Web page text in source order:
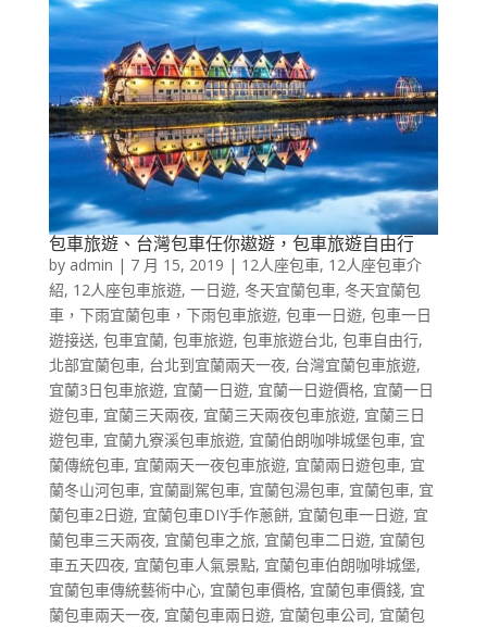
包車旅遊、台灣包車任你遨遊，包車旅遊自由行
by admin | 7 月 15, 2019 | 12人座包車, 12人座包車介
紹, 12人座包車旅遊, 一日遊, 冬天宜蘭包車, 冬天宜蘭包
車，下雨宜蘭包車，下雨包車旅遊, 包車一日遊, 包車一日
遊接送, 包車宜蘭, 包車旅遊, 包車旅遊台北, 包車自由行,
北部宜蘭包車, 台北到宜蘭兩天一夜, 台灣宜蘭包車旅遊,
宜蘭3日包車旅遊, 宜蘭一日遊, 宜蘭一日遊價格, 宜蘭一日
遊包車, 宜蘭三天兩夜, 宜蘭三天兩夜包車旅遊, 宜蘭三日
遊包車, 宜蘭九寮溪包車旅遊, 宜蘭伯朗咖啡城堡包車, 宜
蘭傳統包車, 宜蘭兩天一夜包車旅遊, 宜蘭兩日遊包車, 宜
蘭冬山河包車, 宜蘭副駕包車, 宜蘭包湯包車, 宜蘭包車, 宜
蘭包車2日遊, 宜蘭包車DIY手作蔥餅, 宜蘭包車一日遊, 宜
蘭包車三天兩夜, 宜蘭包車之旅, 宜蘭包車二日遊, 宜蘭包
車五天四夜, 宜蘭包車人氣景點, 宜蘭包車伯朗咖啡城堡,
宜蘭包車傳統藝術中心, 宜蘭包車價格, 宜蘭包車價錢, 宜
蘭包車兩天一夜, 宜蘭包車兩日遊, 宜蘭包車公司, 宜蘭包